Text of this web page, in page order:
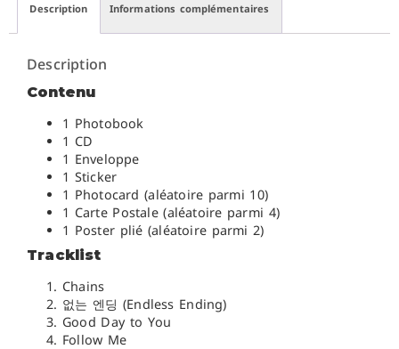
Description Informations complémentaires
Description
Contenu
1 Photobook
1 CD
1 Enveloppe
1 Sticker
1 Photocard (aléatoire parmi 10)
1 Carte Postale (aléatoire parmi 4)
1 Poster plié (aléatoire parmi 2)
Tracklist
Chains
없는 엔딩 (Endless Ending)
Good Day to You
Follow Me